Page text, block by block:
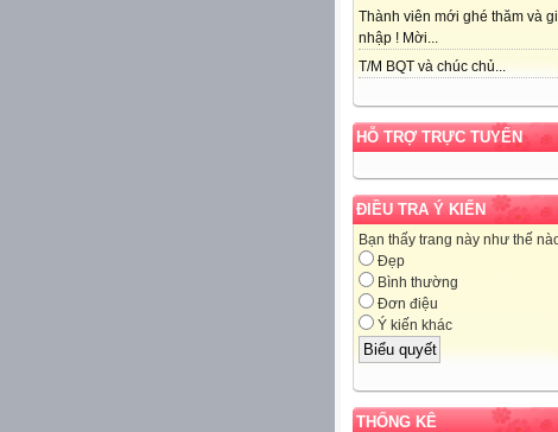
Thành viên mới ghé thăm và
nhập ! Mời...
T/M BQT và chúc chủ...
HỖ TRỢ TRỰC TUYẾN
ĐIỀU TRA Ý KIẾN
Bạn thấy trang này như thế
Đẹp
Bình thường
Đơn điệu
Ý kiến khác
THỐNG KÊ